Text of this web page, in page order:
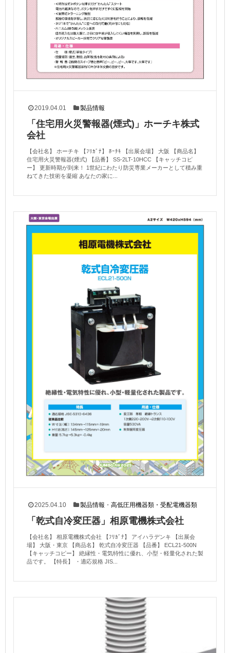
2019.04.01 製品情報
「住宅用火災警報器(煙式)」ホーチキ株式
会社
【会社名】 ホーチキ 【ﾌﾘｶﾞﾅ】 ﾎｰﾁｷ 【出展会場】 大阪 【商品名】
住宅用火災警報器(煙式) 【品番】 SS-2LT-10HCC 【キャッチコピ
ー】 更新時期が到来！ 1世紀にわたり防災専業メーカーとして積み重
ねてきた技術を凝縮 あなたの家に...
2025.04.10 製品情報 ・高低圧用機器類・受配電機器類
「乾式自冷変圧器」相原電機株式会社
【会社名】 相原電機株式会社 【ﾌﾘｶﾞﾅ】 アイハラデンキ 【出展会
場】 大阪・東京 【商品名】 乾式自冷変圧器 【品番】 ECL21-500N
【キャッチコピー】 絶縁性・電気特性に優れ、小型・軽量化された製
品です。 【特長】 ・適応規格 JIS...